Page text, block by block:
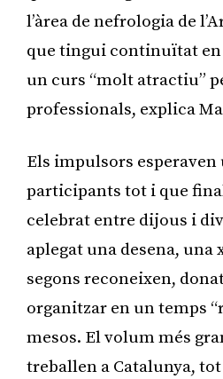
l’àrea de nefrologia de
que tingui continuïtat en
un curs “molt atractiu”
professionals, explica
Els impulsors esperaven
participants tot i que
celebrat entre dijous i
aplegat una desena, una
segons reconeixen,
organitzar en un temps
mesos. El volum més
treballen a Catalunya,